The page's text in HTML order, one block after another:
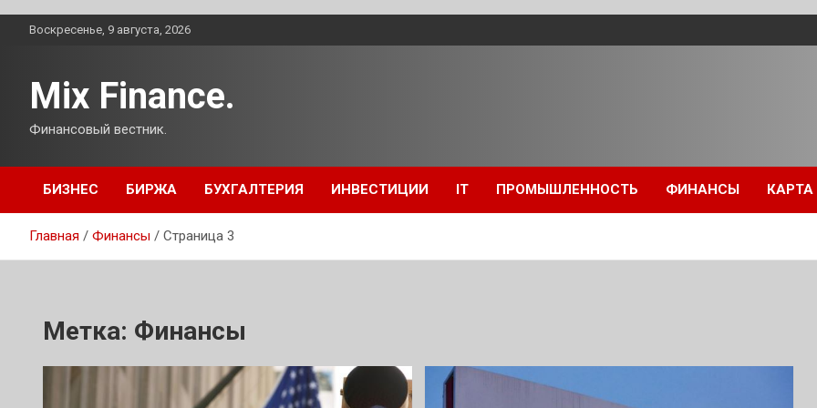
ПерейтиВоскресенье, 9 августа, 2026
Mix Finance.
Финансовый вестник.
БИЗНЕС БИРЖА БУХГАЛТЕРИЯ ИНВЕСТИЦИИ IT ПРОМЫШЛЕННОСТЬ ФИНАНСЫ
Главная Финансы Страница 3
Метка: Финансы